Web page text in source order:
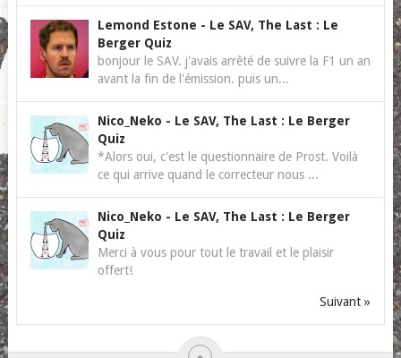
Lemond Estone - Le SAV, The Last : Le
Berger Quiz
bonjour le SAV. j'avais arrêté de suivre la F1 un an
avant la fin de l'émission. puis un...
Nico_Neko - Le SAV, The Last : Le Berger
Quiz
*Alors oui, c'est le questionnaire de Prost. Voilà
ce qui arrive quand le correcteur nous ...
Nico_Neko - Le SAV, The Last : Le Berger
Quiz
Merci à vous pour tout le travail et le plaisir
offert!
Suivant »